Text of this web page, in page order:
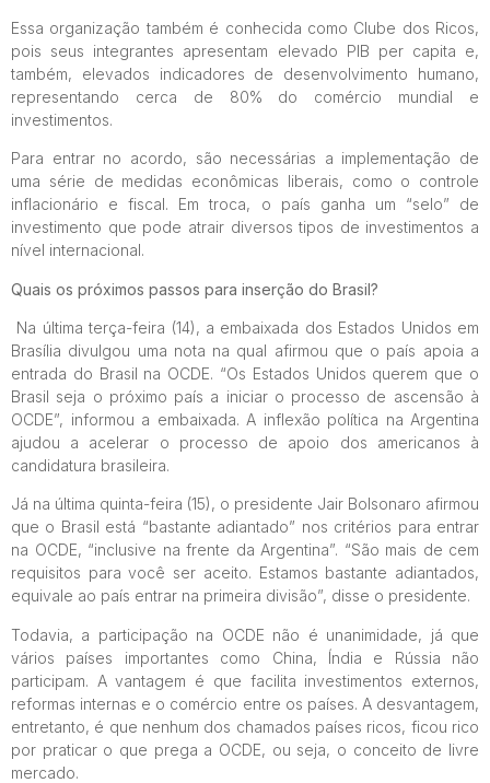
Essa organização também é conhecida como Clube dos Ricos,
pois seus integrantes apresentam elevado PIB per capita e,
também, elevados indicadores de desenvolvimento humano,
representando cerca de 80% do comércio mundial e
investimentos.
Para entrar no acordo, são necessárias a implementação de
uma série de medidas econômicas liberais, como o controle
inflacionário e fiscal. Em troca, o país ganha um “selo” de
investimento que pode atrair diversos tipos de investimentos a
nível internacional.
Quais os próximos passos para inserção do Brasil?
Na última terça-feira (14), a embaixada dos Estados Unidos em
Brasília divulgou uma nota na qual afirmou que o país apoia a
entrada do Brasil na OCDE. “Os Estados Unidos querem que o
Brasil seja o próximo país a iniciar o processo de ascensão à
OCDE”, informou a embaixada. A inflexão política na Argentina
ajudou a acelerar o processo de apoio dos americanos à
candidatura brasileira.
Já na última quinta-feira (15), o presidente Jair Bolsonaro afirmou
que o Brasil está “bastante adiantado” nos critérios para entrar
na OCDE, “inclusive na frente da Argentina”. “São mais de cem
requisitos para você ser aceito. Estamos bastante adiantados,
equivale ao país entrar na primeira divisão”, disse o presidente.
Todavia, a participação na OCDE não é unanimidade, já que
vários países importantes como China, Índia e Rússia não
participam. A vantagem é que facilita investimentos externos,
reformas internas e o comércio entre os países. A desvantagem,
entretanto, é que nenhum dos chamados países ricos, ficou rico
por praticar o que prega a OCDE, ou seja, o conceito de livre
mercado.